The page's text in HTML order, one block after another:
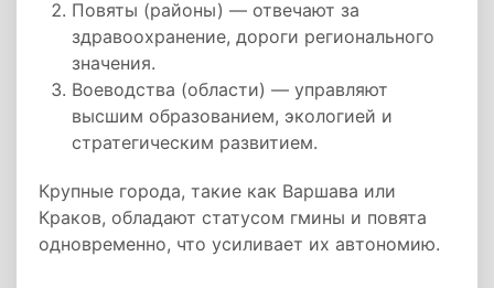
Повяты (районы) — отвечают за
здравоохранение, дороги регионального
значения.
Воеводства (области) — управляют
высшим образованием, экологией и
стратегическим развитием.
Крупные города, такие как Варшава или
Краков, обладают статусом гмины и повята
одновременно, что усиливает их автономию.